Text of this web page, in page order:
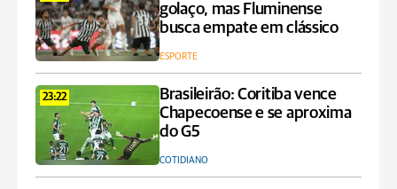
golaço, mas Fluminense
busca empate em clássico
ESPORTE
23:22
Brasileirão: Coritiba vence
Chapecoense e se aproxima
do G5
COTIDIANO